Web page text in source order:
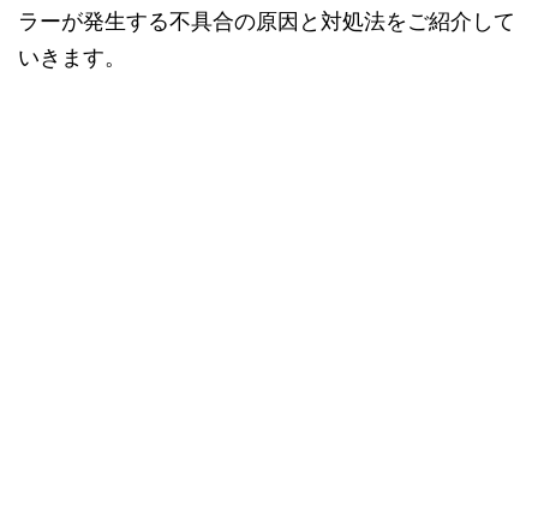
ラーが発生する不具合の原因と対処法をご紹介して
いきます。